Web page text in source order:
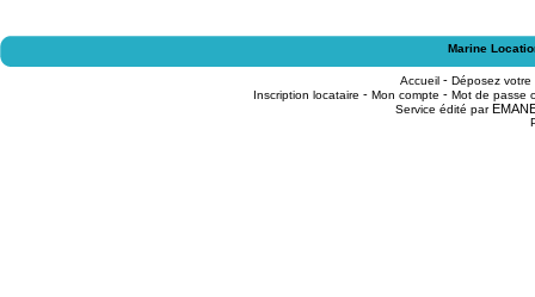
Marine
Accueil - Déposez
Inscription locataire - Mon compte - Mot de passe
Service édité par